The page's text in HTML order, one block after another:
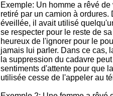
Exemple: Un homme a rêvé
retiré par un camion à ordures.
éveillée, il avait utilisé
se respecter pour le reste de
heureux de l'ignorer pour le
jamais lui parler. Dans ce cas,
la suppression du cadavre
sentiments d'attente pour que
utilisée cesse de l'appeler au